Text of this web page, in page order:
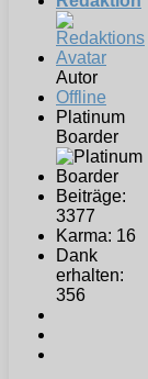
Autor
Offline
Platinum
Boarder
Beiträge:
3377
Karma: 16
Dank
erhalten:
356